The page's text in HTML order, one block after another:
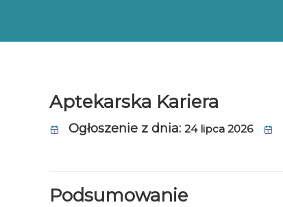
Aptekarska Kariera
Ogłoszenie z dnia: 24 lipca 2026
Podsumowanie